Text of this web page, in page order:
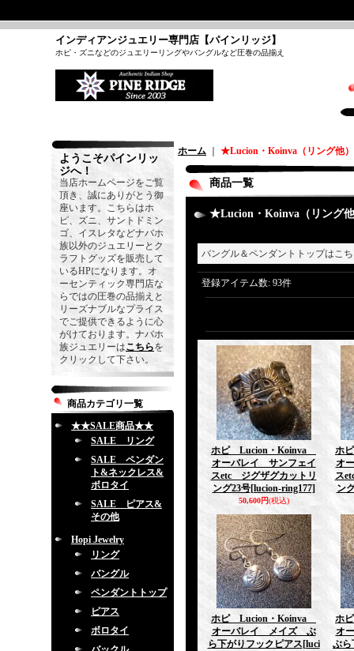
インディアンジュエリー専門店【パインリッジ】
ホピ・ズニなどのジュエリーリングやバングルなど圧巻の品揃え
ようこそパインリッ
ジへ！
当店ホームページをご覧
頂き、誠にありがとう御
座います。こちらはホ
ピ、ズニ、サントドミン
ゴ、イスレタなどナバホ
族以外のジュエリーとク
ラフトグッズを販売して
いるHPになります。オ
ーセンティック専門店な
らではの圧巻の品揃えと
リーズナブルなプライス
でご提供できるように心
がけております。ナバホ
族ジュエリーはこちらを
クリックして下さい。
商品カテゴリ一覧
★★SALE商品★★
SALE リング
SALE ペンダン
ト&ネックレス&
ボロタイ
SALE ピアス&
その他
Hopi Jewelry
リング
バングル
ペンダントトップ
ピアス
ボロタイ
ホーム ★Lucion・Koinva（リング他）
商品一覧
★Lucion・Koinva（リング
バングル＆ペンダントトップは
登録アイテム数: 93件
ホピ Lucion・Koinva
オーバレイ サンフェイ
スetc ジグザグカットリ
ング23号[lucion-ring177]
50,600円(税込)
ホ
オ
ス
ン
ホピ Lucion・Koinva
オーバレイ メイズ ぶ
ら下がりフックピアス [luci
ホ
オ
ぶら